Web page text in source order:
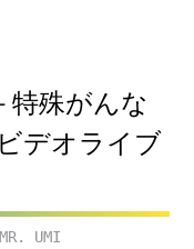
特殊がんな
デオライブ
UMI